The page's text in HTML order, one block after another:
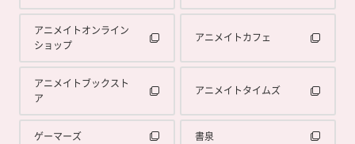
アニメイトオンライン
ショップ
アニメイトカフェ
アニメイトブックスト
ア
アニメイトタイムズ
ゲーマーズ 書泉